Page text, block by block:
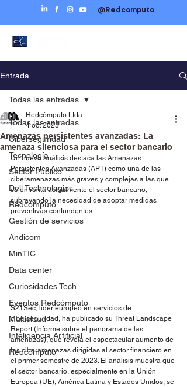
@Redcomputo
Entrada
Todas las entradas
Ciberseguridad
Tecnología
Sector Público
Dell Technologies
Redcómputo
Gestión de servicios
Andicom
MinTIC
Data center
Curiosidades Tech
Eventos Redcómputo
Multicloud
Inteligencia Artificial
Redcómputo
Todas las entradas
Amenazas persistentes avanzadas: La
amenaza silenciosa para el sector bancario
Redcómputo Ltda
4 oct 2023
Un nuevo análisis destaca las Amenazas
Persistentes Avanzadas (APT) como una de las
ciberamenazas más graves y complejas a las que
se enfrenta actualmente el sector bancario,
subrayando la necesidad de adoptar medidas
preventivas contundentes.
S21Sec, líder europeo en servicios de
ciberseguridad, ha publicado su Threat Landscape
Report (Informe sobre el panorama de las
amenazas), que revela el espectacular aumento de
las ciberamenazas dirigidas al sector financiero en
el primer semestre de 2023. El análisis muestra que
el sector bancario, especialmente en la Unión
Europea (UE), América Latina y Estados Unidos, se